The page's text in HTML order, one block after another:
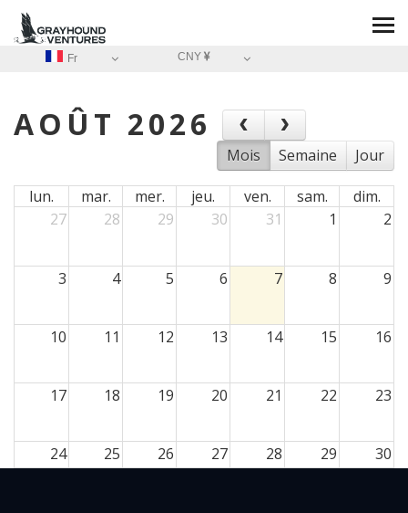
Fr CNY
AOÛT 2026
Mois Semaine Jour
lun. mar. mer. jeu. ven. sam.
dim.
27
28 29 30 31 1 2
3 4 5 6 7 8 9
10 11 12 13 14 15 16
17 18 19 20 21 22 23
24 25 26 27 28 29 30